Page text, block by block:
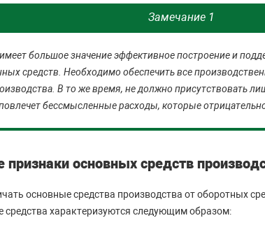
Замечание 1
большое значение эффективное построение и
средств. Необходимо обеспечить все
В то же время, не должно присутствовать
бессмысленные расходы, которые
основных средств
основные средства производства от оборотных
средства характеризуются следующим образом: